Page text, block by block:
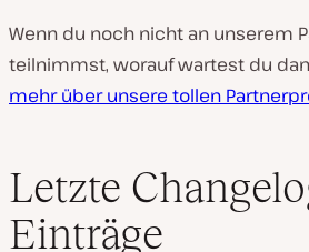
Wenn du noch nicht an unserem
teilnimmst, worauf wartest du
mehr über unsere tollen
Letzte
Einträge